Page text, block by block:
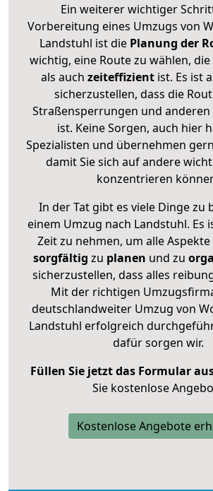
Ein weiterer wichtiger
Vorbereitung eines Umzugs von
Landstuhl ist die Planung der
wichtig, eine Route zu wählen,
als auch zeiteffizientist. Es ist
sicherzustellen, dass die
Straßensperrungen und
ist. Keine Sorgen, auch hier
Spezialisten und übernehmen
damit Sie sich auf andere
konzentrieren
In der Tat gibt es viele Dinge zu
einem Umzug nach Landstuhl. Es
Zeit zu nehmen, um alle
sorgfältig zu planen und zu
sicherzustellen, dass alles
Mit der richtigen
deutschlandweiter Umzug von
Landstuhl erfolgreich
dafür sorgen wir.
Füllen Sie jetzt das Formular
Sie kostenlose
Kostenlose Angebote